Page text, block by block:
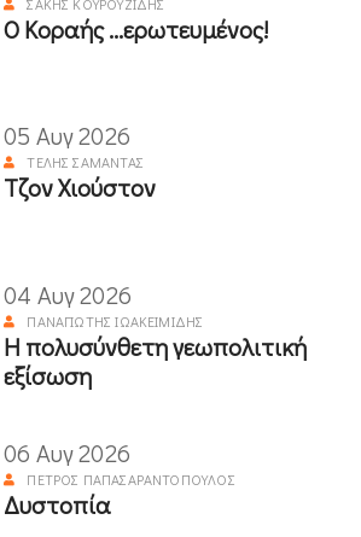
ΣΆΚΗΣ ΚΟΥΡΟΥΖΊΔΗΣ
Ο Κοραής ...ερωτευμένος!
05 Αυγ 2026
ΤΈΛΗΣ ΣΑΜΑΝΤΆΣ
Τζον Χιούστον
04 Αυγ 2026
ΠΑΝΑΓΙΏΤΗΣ ΙΩΑΚΕΙΜΊΔΗΣ
Η πολυσύνθετη γεωπολιτική
εξίσωση
06 Αυγ 2026
ΠΈΤΡΟΣ ΠΑΠΑΣΑΡΑΝΤΌΠΟΥΛΟΣ
Δυστοπία